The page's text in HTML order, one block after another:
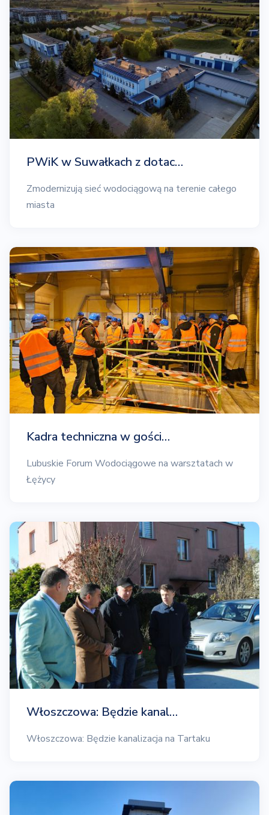
PWiK w Suwałkach z dotac…
Zmodernizują sieć wodociągową na terenie całego
miasta
Kadra techniczna w gości…
Lubuskie Forum Wodociągowe na warsztatach w
Łężycy
Włoszczowa: Będzie kanal…
Włoszczowa: Będzie kanalizacja na Tartaku